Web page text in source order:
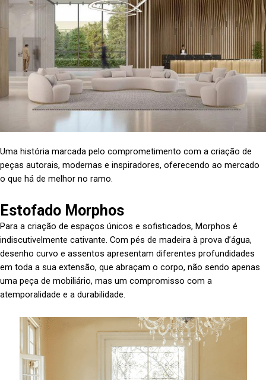
Uma história marcada pelo comprometimento com a criação de
peças autorais, modernas e inspiradores, oferecendo ao mercado
o que há de melhor no ramo.
Estofado Morphos
Para a criação de espaços únicos e sofisticados, Morphos é
indiscutivelmente cativante. Com pés de madeira à prova d’água,
desenho curvo e assentos apresentam diferentes profundidades
em toda a sua extensão, que abraçam o corpo, não sendo apenas
uma peça de mobiliário, mas um compromisso com a
atemporalidade e a durabilidade.